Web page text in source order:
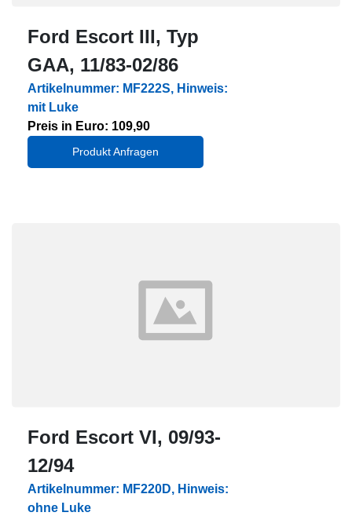
Ford Escort III, Typ
GAA, 11/83-02/86
Artikelnummer: MF222S, Hinweis:
mit Luke
Preis in Euro: 109,90
Produkt Anfragen
Ford Escort VI, 09/93-
12/94
Artikelnummer: MF220D, Hinweis:
ohne Luke